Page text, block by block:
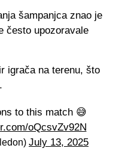
šampanjca znao je
često upozoravale
igrača na terenu, što
to this match 😅
oQcsvZv92N
July 13, 2025